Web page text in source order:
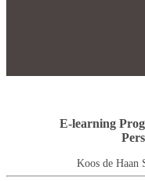
E-learning
Koos de Haan